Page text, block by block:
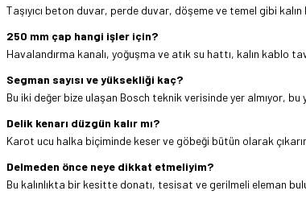
Taşıyıcı beton duvar, perde duvar, döşeme ve temel gibi kalın
250 mm çap hangi işler için?
Havalandırma kanalı, yoğuşma ve atık su hattı, kalın kablo
Segman sayısı ve yüksekliği kaç?
Bu iki değer bize ulaşan Bosch teknik verisinde yer almıyor,
Delik kenarı düzgün kalır mı?
Karot ucu halka biçiminde keser ve göbeği bütün olarak
Delmeden önce neye dikkat etmeliyim?
Bu kalınlıkta bir kesitte donatı, tesisat ve gerilmeli eleman